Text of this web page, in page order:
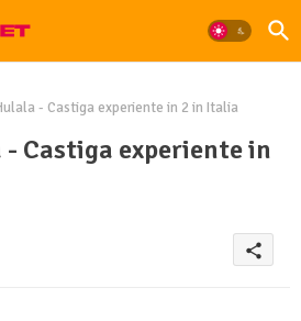
- Castiga experiente in 2 in Italia
Castiga experiente in
share